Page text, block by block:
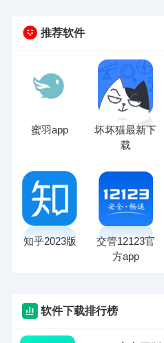
推荐软件
蜜羽app
坏坏猫最新下
载
知乎2023版
交管12123官
方app
软件下载排行榜